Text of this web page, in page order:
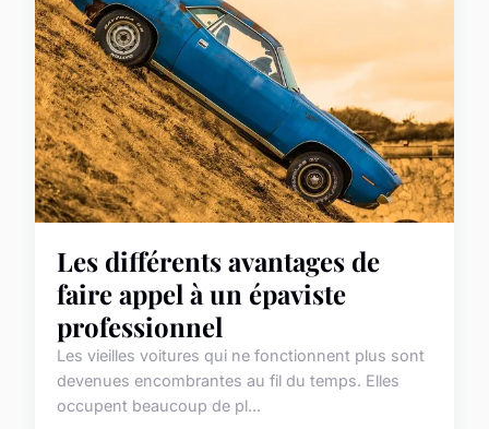
Les différents avantages de
faire appel à un épaviste
professionnel
Les vieilles voitures qui ne fonctionnent plus sont
devenues encombrantes au fil du temps. Elles
occupent beaucoup de pl...